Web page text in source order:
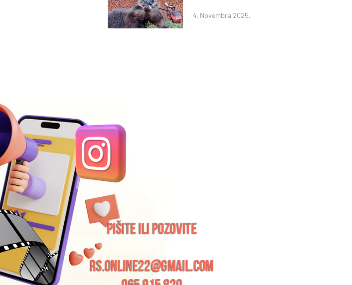
4. Novembra 2025.